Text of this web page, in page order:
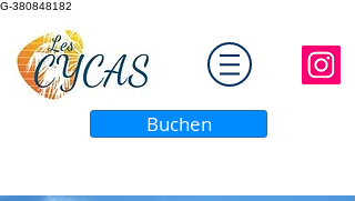
G-380848182
Buchen